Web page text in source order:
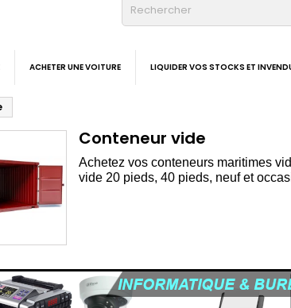
ACHETER UNE VOITURE LIQUIDER VOS STOCKS ET
Conteneur vide
Achetez vos conteneurs maritimes
vide 20 pieds, 40 pieds, neuf et